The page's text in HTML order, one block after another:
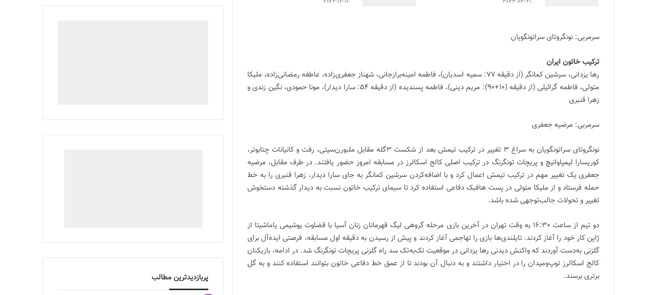
سرمربی: نونگروتای سراتونگویان
ترکیب خاتون ایران
رها یزدانی، سرشین کمانگر (از دقیقه 77: سمیه اسدیان)، فاطمه امینه‌برازجانی، شهناز جعفری‌زاده، عاطفه رمضانی‌زاده، ملیکا
متولی، فاطمه گرائیلی (از دقیقه (10+90): مریم دینی)، فاطمه پسندیده (از دقیقه 54: سارا دیدار)، مونا حمودی، نگین زندی و
زهرا قنبری
سرمربی: مرضیه جعفری
نونگروتای سراتونگویان به سراغ 3 تغییر در ترکیب تیمش بعد از شکست 3گله مقابل ملبورن‌سیتی، رفت و کانیانات چتابوتر،
کوریسارا لیمپاوانیچ و پریچات تونگرنگ در ترکیب اصلی کالج اسکالرز در مسابقه امروز حضور یافتند. در طرف مقابل، مرضیه
جعفری یک تغییر مهم در ترکیب تیمش اعمال کرد و با اضافه‌کردن سرشین کمانگر به جای سارا دیدار، زهرا قنبری را به خط
حمله فرستاد و از ملیکا متولی در پست هافبک دفاعی استفاده کرد تا سیمای ترکیب خاتون نسبت به دیدار گذشته دستخوش
تغییر و تحولات جالب‌توجهی شده باشد.
دو تیم از ساعت 16:30 به وقت تهران در آخرین بازی مرحله گروهی لیگ قهرمانان زنان آسیا با قضاوت یوشیمی یاماشیتا از
ژاپن کار خود را آغاز کردند. تایلندی‌ها بازی را تهاجمی آغاز کردند و پیش از رسیدن به دقیقه اول مسابقه، فرصتی ایده‌آل برای
گلزنی به‌دست آوردند که واکنش دیدنی رها یزدانی در موقعیت تک‌به‌تک سد راه گلزنی پریچات تونگرنگ شد. در ادامه، بازیکنان
کالج اسکالرز توپ‌ومیدان را در اختیار داشتند و به دنبال آن بودند تا از عمق خط دفاعی خاتون بتوانند استفاده کنند و به گل
برتری برسند.
پربازدیدترین مطالب